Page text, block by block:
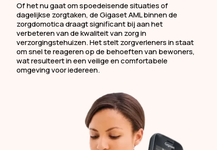
Of het nu gaat om spoedeisende situaties of
dagelijkse zorgtaken, de Gigaset AML binnen de
zorgdomotica draagt significant bij aan het
verbeteren van de kwaliteit van zorg in
verzorgingstehuizen. Het stelt zorgverleners in staat
om snel te reageren op de behoeften van bewoners,
wat resulteert in een veilige en comfortabele
omgeving voor iedereen.